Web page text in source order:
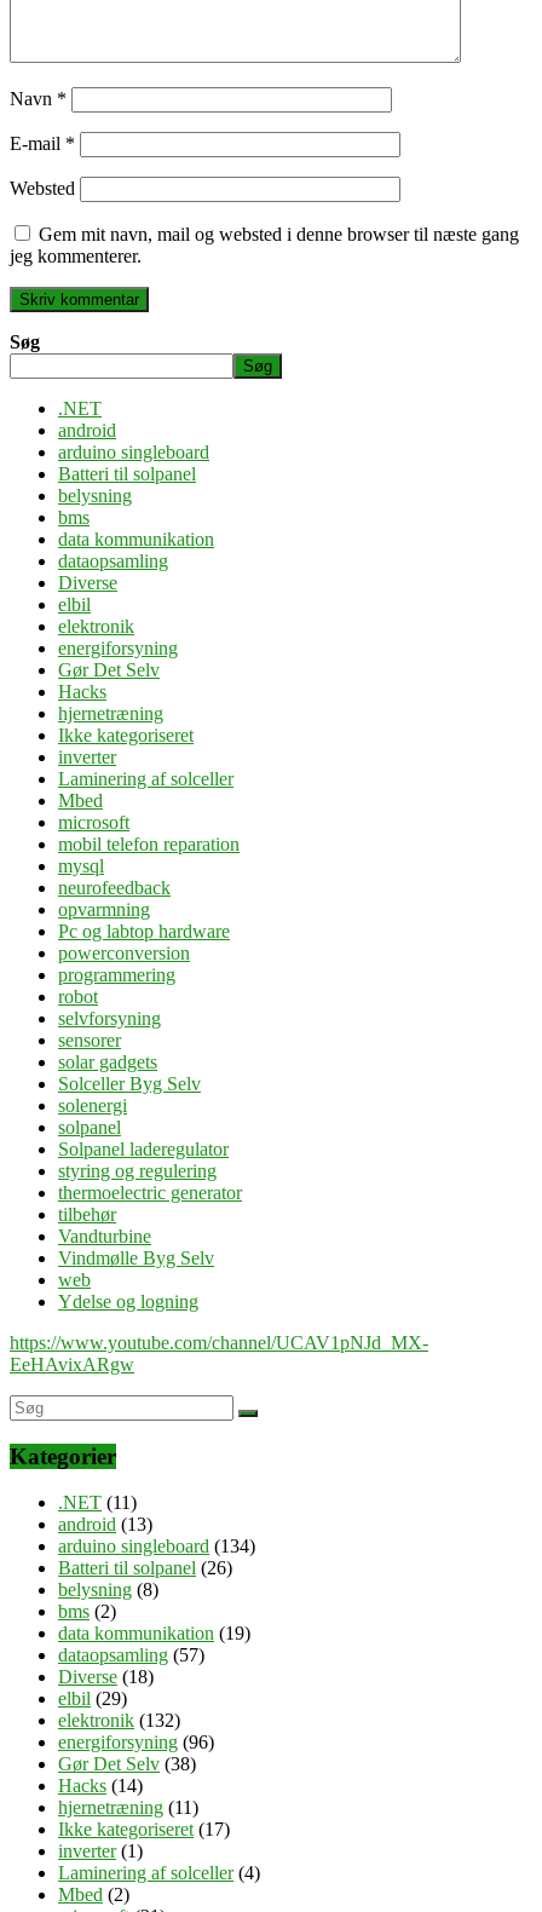
Navn *
E-mail *
Websted
Gem mit navn, mail og websted i denne browser til næste gang
jeg kommenterer.
Søg
Søg
.NET
android
arduino singleboard
Batteri til solpanel
belysning
bms
data kommunikation
dataopsamling
Diverse
elbil
elektronik
energiforsyning
Gør Det Selv
Hacks
hjernetræning
Ikke kategoriseret
inverter
Laminering af solceller
Mbed
microsoft
mobil telefon reparation
mysql
neurofeedback
opvarmning
Pc og labtop hardware
powerconversion
programmering
robot
selvforsyning
sensorer
solar gadgets
Solceller Byg Selv
solenergi
solpanel
Solpanel laderegulator
styring og regulering
thermoelectric generator
tilbehør
Vandturbine
Vindmølle Byg Selv
web
Ydelse og logning
https://www.youtube.com/channel/UCAV1pNJd_MX-
EeHAvixARgw
Kategorier
.NET (11)
android (13)
arduino singleboard (134)
Batteri til solpanel (26)
belysning (8)
bms (2)
data kommunikation (19)
dataopsamling (57)
Diverse (18)
elbil (29)
elektronik (132)
energiforsyning (96)
Gør Det Selv (38)
Hacks (14)
hjernetræning (11)
Ikke kategoriseret(17)
inverter(1)
Laminering af solceller(4)
Mbed (2)